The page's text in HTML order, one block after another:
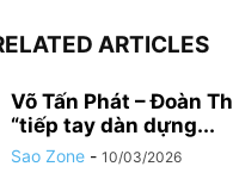
ARTICLES
Võ Tấn Phát – Đoàn
“tiếp tay dàn dựng...
Sao Zone - 10/03/2026